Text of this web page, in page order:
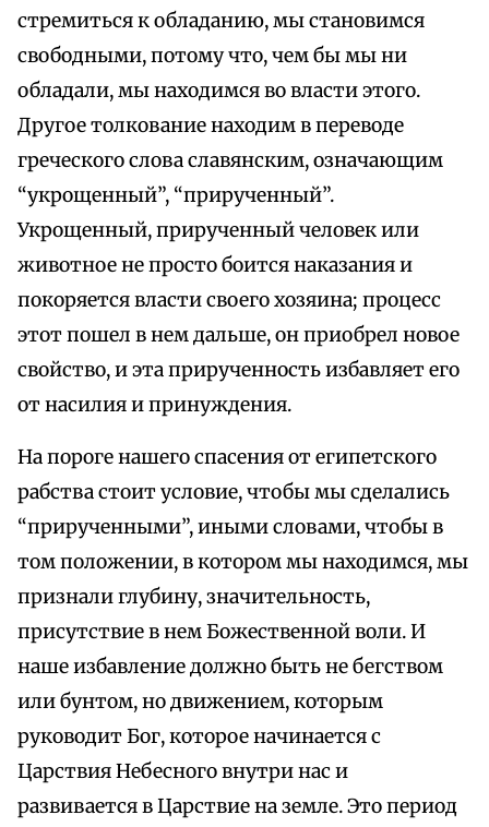
стремиться к обладанию, мы становимся
свободными, потому что, чем бы мы ни
обладали, мы находимся во власти этого.
Другое толкование находим в переводе
греческого слова славянским, означающим
“укрощенный”, “прирученный”.
Укрощенный, прирученный человек или
животное не просто боится наказания и
покоряется власти своего хозяина; процесс
этот пошел в нем дальше, он приобрел новое
свойство, и эта прирученность избавляет его
от насилия и принуждения.
На пороге нашего спасения от египетского
рабства стоит условие, чтобы мы сделались
“прирученными”, иными словами, чтобы в
том положении, в котором мы находимся, мы
признали глубину, значительность,
присутствие в нем Божественной воли. И
наше избавление должно быть не бегством
или бунтом, но движением, которым
руководит Бог, которое начинается с
Царствия Небесного внутри нас и
развивается в Царствие на земле. Это период